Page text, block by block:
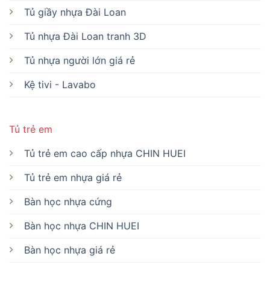
Tủ giầy nhựa Đài Loan
Tủ nhựa Đài Loan tranh 3D
Tủ nhựa người lớn giá rẻ
Kệ tivi - Lavabo
Tủ trẻ em
Tủ trẻ em cao cấp nhựa CHIN HUEI
Tủ trẻ em nhựa giá rẻ
Bàn học nhựa cứng
Bàn học nhựa CHIN HUEI
Bàn học nhựa giá rẻ